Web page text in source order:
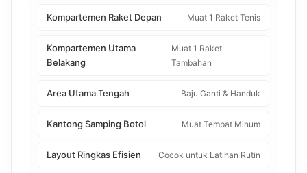
Kompartemen Raket Depan Muat 1 Raket Tenis
Kompartemen Utama
Belakang
Muat 1 Raket
Tambahan
Area Utama Tengah Baju Ganti & Handuk
Kantong Samping Botol Muat Tempat Minum
Layout Ringkas Efisien Cocok untuk Latihan Rutin